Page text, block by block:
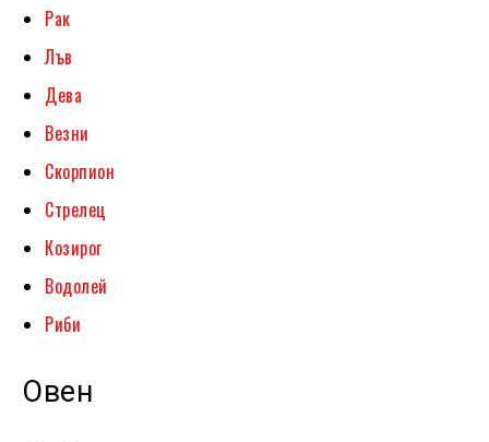
Рак
Лъв
Дева
Везни
Скорпион
Стрелец
Козирог
Водолей
Риби
Овен